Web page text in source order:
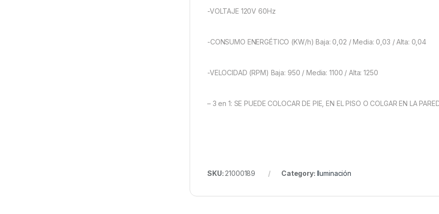
-VOLTAJE 120V 60Hz
-CONSUMO ENERGÉTICO (KW/h) Baja: 0,02 / Media: 0,03 / Alta: 0,04
-VELOCIDAD (RPM) Baja: 950 / Media: 1100 / Alta: 1250
– 3 en 1: SE PUEDE COLOCAR DE PIE, EN EL PISO O COLGAR EN LA
SKU: 21000189 Category: Iluminación